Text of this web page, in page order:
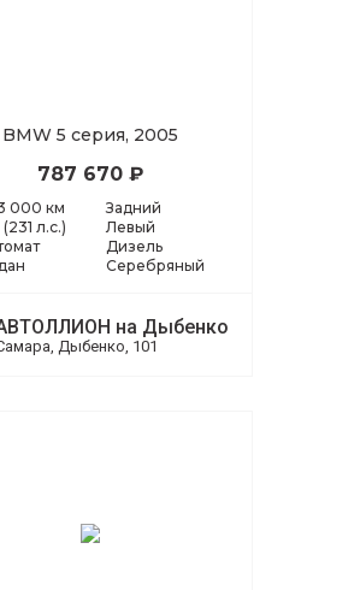
BMW 5 серия, 2005
787 670 ₽
000 км
л.с.)
Задний
Левый
Дизель
Серебряный
на Дыбенко
Дыбенко, 101